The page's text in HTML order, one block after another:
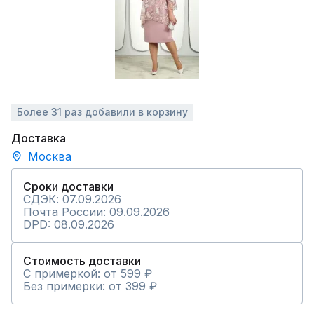
Более 31 раз добавили в корзину
Доставка
Москва
Сроки доставки
СДЭК: 07.09.2026
Почта России: 09.09.2026
DPD: 08.09.2026
Стоимость доставки
С примеркой: от 599 ₽
Без примерки: от 399 ₽